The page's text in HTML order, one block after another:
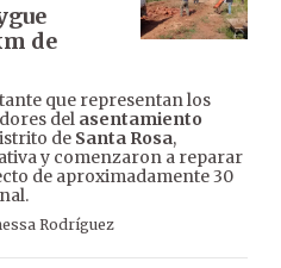
de
que representan los
del asentamiento
de Santa Rosa,
y comenzaron a reparar
de aproximadamente 30
Rodríguez